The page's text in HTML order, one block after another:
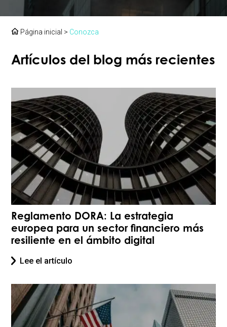
Página inicial > Conozca
Artículos del blog más recientes
Reglamento DORA: La estrategia
europea para un sector financiero más
resiliente en el ámbito digital
Lee el artículo